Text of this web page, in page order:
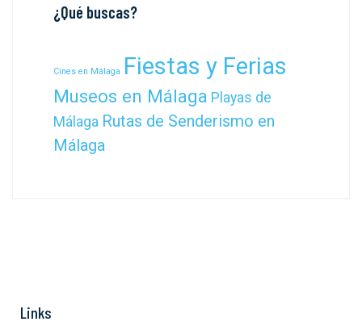
¿Qué buscas?
Cines en Málaga Fiestas y Ferias
Museos en Málaga Playas de
Málaga Rutas de Senderismo en
Málaga
Links